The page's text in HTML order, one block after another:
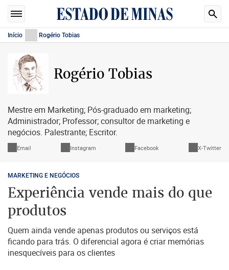
Início Rogério Tobias
Rogério Tobias
Mestre em Marketing; Pós-graduado em marketing;
Administrador; Professor; consultor de marketing e
negócios. Palestrante; Escritor.
Email Instagram Facebook X-Twitter
MARKETING E NEGÓCIOS
Experiência vende mais do que
produtos
Quem ainda vende apenas produtos ou serviços está
ficando para trás. O diferencial agora é criar memórias
inesquecíveis para os clientes